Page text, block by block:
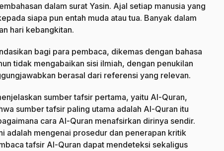
dalam surat Yasin. Ajal setiap manusia yang
siapa pun entah muda atau tua. Banyak dalam
hari kebangkitan.
bagi para pembaca, dikemas dengan bahasa
tidak mengabaikan sisi ilmiah, dengan penukilan
berasal dari referensi yang relevan.
sumber tafsir pertama, yaitu Al-Quran,
sumber tafsir paling utama adalah Al-Quran itu
cara Al-Quran menafsirkan dirinya sendir.
adalah mengenai prosedur dan penerapan kritik
tafsir Al-Quran dapat mendeteksi sekaligus